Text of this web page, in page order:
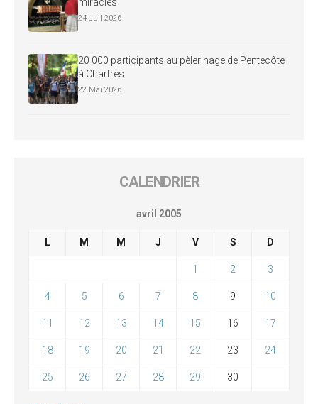
24 Juil 2026
20 000 participants au pèlerinage de Pentecôte
à Chartres
22 Mai 2026
CALENDRIER
avril 2005
L M M J V S D
1 2 3
4 5 6 7 8 9 10
11 12 13 14 15 16 17
18 19 20 21 22 23 24
25 26 27 28 29 30